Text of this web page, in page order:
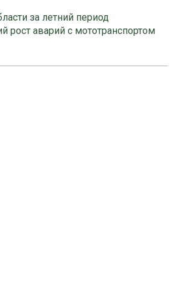
за летний период
рост аварий с мототранспортом